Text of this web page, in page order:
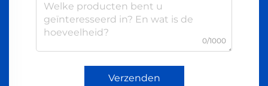
0/1000
Verzenden